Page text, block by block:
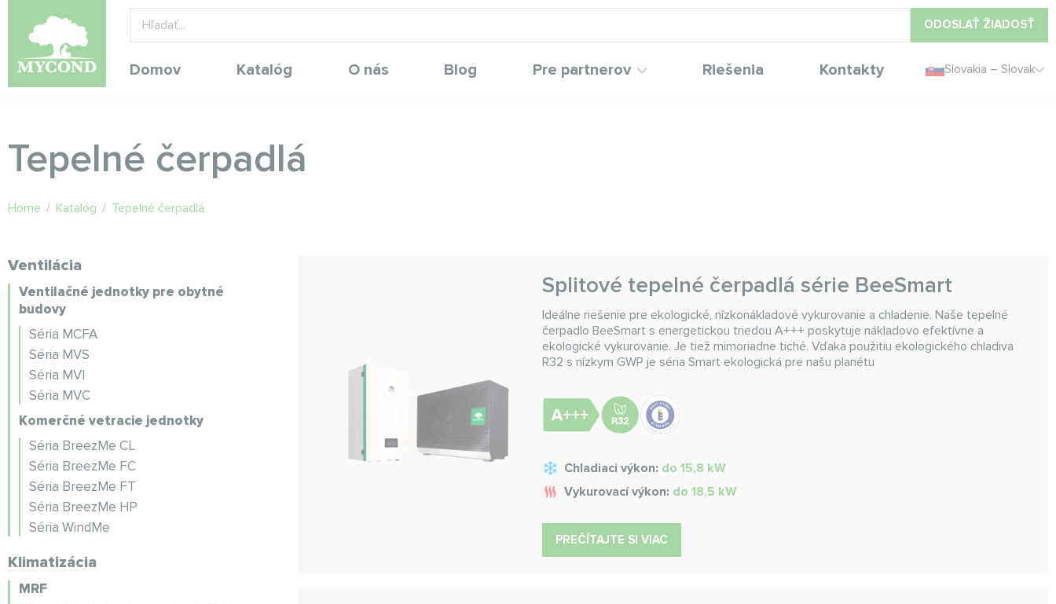
ODOSLAŤ ŽIADOSŤ
Domov Katalóg O nás Blog Pre partnerov Riešenia Kontakty Slovakia – Slovak
Tepelné čerpadlá
Home / Katalóg / Tepelné čerpadlá
Ventilácia
Ventilačné jednotky pre obytné
budovy
Séria MCFA
Séria MVS
Séria MVI
Séria MVC
Komerčné vetracie jednotky
Séria BreezMe CL
Séria BreezMe FC
Séria BreezMe FT
Séria BreezMe HP
Séria WindMe
Klimatizácia
MRF
Splitové tepelné čerpadlá série BeeSmart
Ideálne riešenie pre ekologické, nízkonákladové vykurovanie a chladenie. Naše tepelné
čerpadlo BeeSmart s energetickou triedou A+++ poskytuje nákladovo efektívne a
ekologické vykurovanie. Je tiež mimoriadne tiché. Vďaka použitiu ekologického chladiva
R32 s nízkym GWP je séria Smart ekologická pre našu planétu
Chladiaci výkon: do 15,8 kW
Vykurovací výkon: do 18,5 kW
PREČÍTAJTE SI VIAC